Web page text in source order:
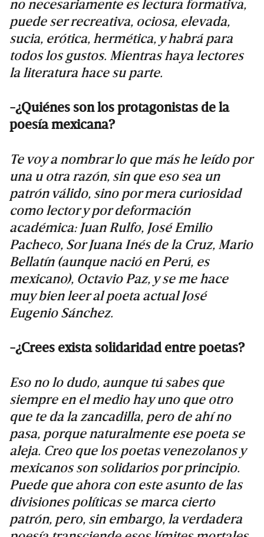
no necesariamente es lectura formativa,
puede ser recreativa, ociosa, elevada,
sucia, erótica, hermética, y habrá para
todos los gustos. Mientras haya lectores
la literatura hace su parte.
-¿Quiénes son los protagonistas de la
poesía mexicana?
Te voy a nombrar lo que más he leído por
una u otra razón, sin que eso sea un
patrón válido, sino por mera curiosidad
como lector y por deformación
académica: Juan Rulfo, José Emilio
Pacheco, Sor Juana Inés de la Cruz, Mario
Bellatín (aunque nació en Perú, es
mexicano), Octavio Paz, y se me hace
muy bien leer al poeta actual José
Eugenio Sánchez.
-¿Crees exista solidaridad entre poetas?
Eso no lo dudo, aunque tú sabes que
siempre en el medio hay uno que otro
que te da la zancadilla, pero de ahí no
pasa, porque naturalmente ese poeta se
aleja. Creo que los poetas venezolanos y
mexicanos son solidarios por principio.
Puede que ahora con este asunto de las
divisiones políticas se marca cierto
patrón, pero, sin embargo, la verdadera